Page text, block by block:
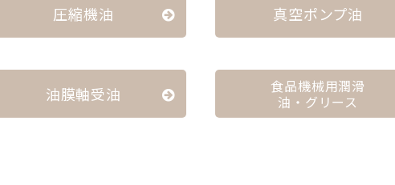
圧縮機油 真空ポンプ油
油膜軸受油
食品機械用潤滑
油・グリース